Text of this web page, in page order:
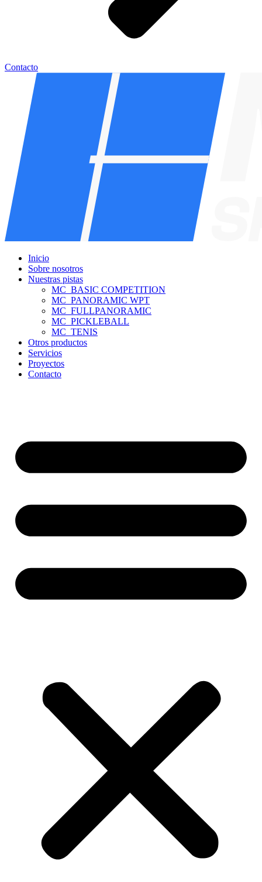
Contacto
Inicio
Sobre nosotros
Nuestras pistas
MC_BASIC COMPETITION
MC_PANORAMIC WPT
MC_FULLPANORAMIC
MC_PICKLEBALL
MC_TENIS
Otros productos
Servicios
Proyectos
Contacto